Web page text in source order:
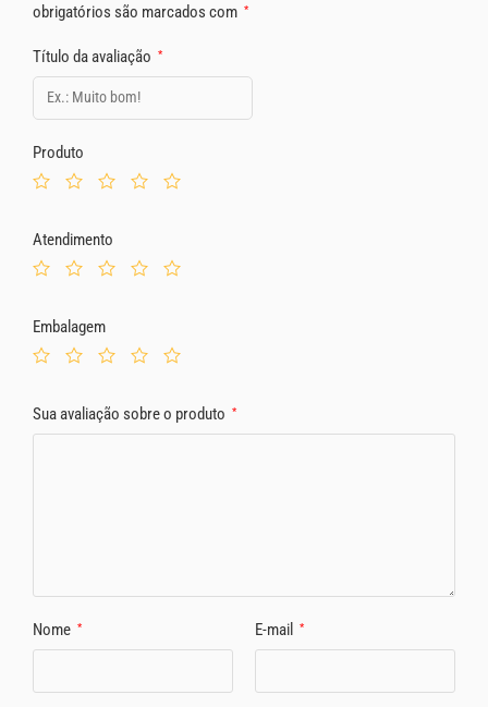
obrigatórios são marcados com *
Título da avaliação *
Produto
Atendimento
Embalagem
Sua avaliação sobre o produto *
Nome * E-mail *